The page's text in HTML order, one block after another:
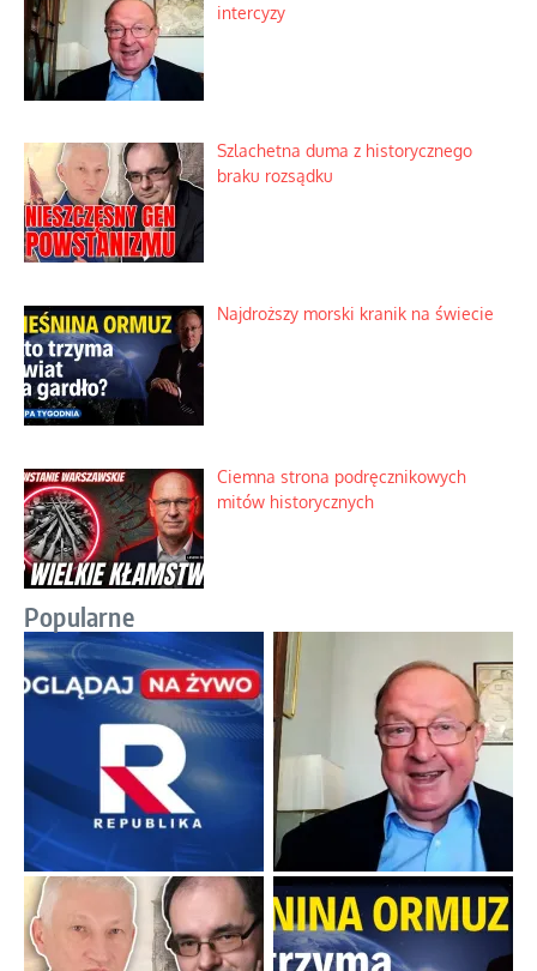
intercyzy
Szlachetna duma z historycznego
braku rozsądku
Najdroższy morski kranik na świecie
Ciemna strona podręcznikowych
mitów historycznych
Popularne